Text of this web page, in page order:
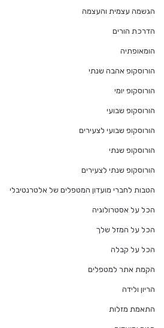
הגשמה עצמית והעצמה
הדרכת הורים
הומאופתיה
הורוסקופ אהבה שנתי
הורוסקופ יומי
הורוסקופ שבועי
הורוסקופ שבועי לצעירים
הורוסקופ שנתי
הורוסקופ שנתי לצעירים
הטבות לחברי מועדון המטפלים של אלטרנטיבלי
הכל על אסטרולוגיה
הכל על המזל שלך
הכל על קבלה
הקמת אתר למטפלים
הריון ולידה
התאמת מזלות